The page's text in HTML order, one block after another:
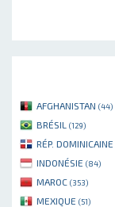
AFGHANISTAN (44)
BRÉSIL (129)
RÉP. DOMINICAINE
INDONÉSIE (84)
MAROC (353)
MEXIQUE (51)